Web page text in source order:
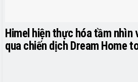
Himel hiện thực hóa tầm nhìn
qua chiến dịch Dream Home